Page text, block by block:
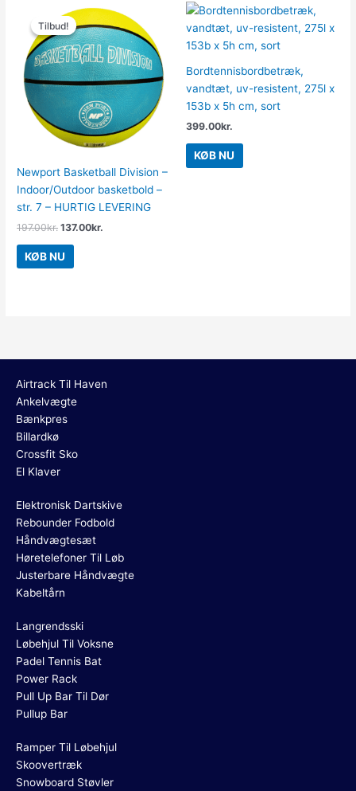
Tilbud!
Tilbud!
Newport Basketball Division –
Indoor/Outdoor basketbold –
str. 7 – HURTIG LEVERING
197.00kr.
Den
oprindelige
pris
var:
197.00kr..
137.00kr.
Den
aktuelle
pris
er:
137.00kr..
KØB NU
Bordtennisbordbetræk,
vandtæt, uv-resistent, 275l x
153b x 5h cm, sort
399.00kr.
KØB NU
Airtrack Til Haven
Ankelvægte
Bænkpres
Billardkø
Crossfit Sko
El Klaver
Elektronisk Dartskive
Rebounder Fodbold
Håndvægtesæt
Høretelefoner Til Løb
Justerbare Håndvægte
Kabeltårn
Langrendsski
Løbehjul Til Voksne
Padel Tennis Bat
Power Rack
Pull Up Bar Til Dør
Pullup Bar
Ramper Til Løbehjul
Skoovertræk
Snowboard Støvler